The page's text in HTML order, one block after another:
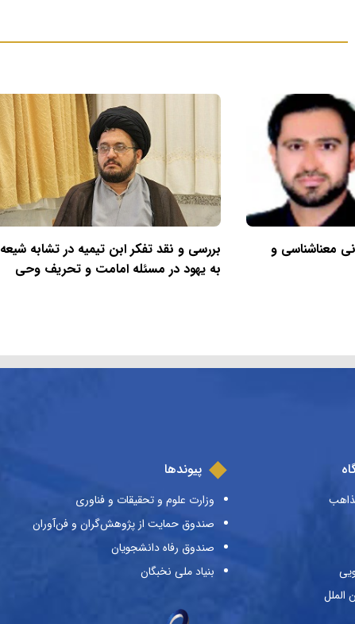
معناشناسی و
بررسی و نقد تفکر ابن تیمیه در تشابه شیعه
به یهود در مسئله امامت و تحریف وحی
الملل
پیوندها
وزارت علوم و تحقیقات و فناوری
صندوق حمایت از پژوهش‌گران و فن‌آوران
صندوق رفاه دانشجویان
بنیاد ملی نخبگان